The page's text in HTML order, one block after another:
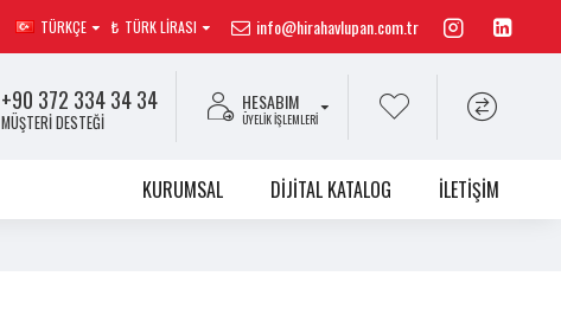
TÜRKÇE ₺ TÜRK LIRASI info@hirahavlupan.com.tr
+90 372 334 34 34
MÜŞTERI DESTEĞI
HESABIM
ÜYELIK İŞLEMLERI
KURUMSAL DIJITAL KATALOG İLETIŞIM